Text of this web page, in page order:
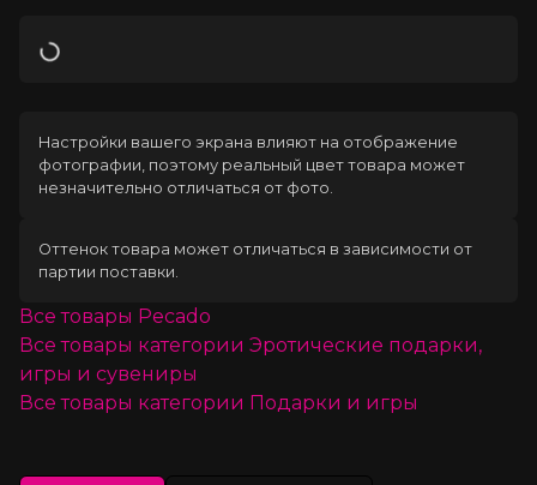
Загрузка
Настройки вашего экрана влияют на отображение
фотографии, поэтому реальный цвет товара может
незначительно отличаться от фото.
Оттенок товара может отличаться в зависимости от
партии поставки.
Все товары Pecado
Все товары категории Эротические подарки,
игры и сувениры
Все товары категории Подарки и игры